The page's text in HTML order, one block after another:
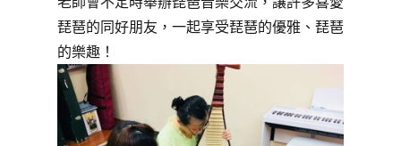
琵琶的同好朋友，一起享受琵琶的優雅、琵琶
的樂趣！